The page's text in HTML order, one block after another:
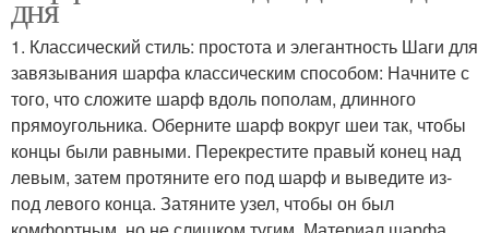
дня
1. Классический стиль: простота и элегантность Шаги для
завязывания шарфа классическим способом: Начните с
того, что сложите шарф вдоль пополам, длинного
прямоугольника. Оберните шарф вокруг шеи так, чтобы
концы были равными. Перекрестите правый конец над
левым, затем протяните его под шарф и выведите из-
под левого конца. Затяните узел, чтобы он был